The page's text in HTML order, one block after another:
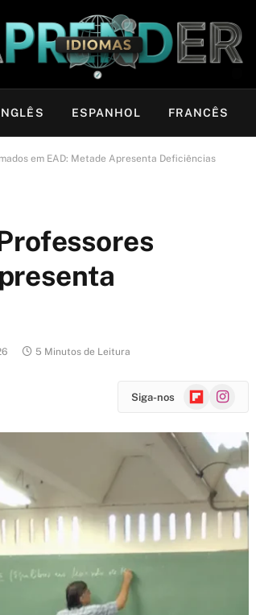
ESPANHOL FRANCÊS
em EAD: Metade Apresenta Deficiências
5 Minutos de Leitura
Siga-nos FlipboardInstagram